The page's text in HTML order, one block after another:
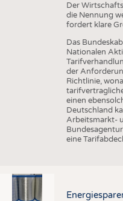
Der
die Nennung
fordert klare
Das
Nationalen
der
Richtlinie,
einen
Deutschland
Arbeitsmarkt-
eine